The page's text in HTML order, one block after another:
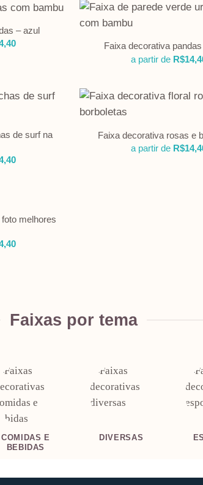
– azul
Faixa decorativa
a partir de R$
de surf na
Faixa decorativa rosas e
a partir de R$
melhores
Faixas por tema
COMIDAS E
BEBIDAS
DIVERSAS